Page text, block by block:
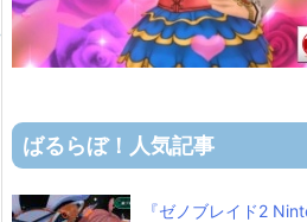
ばるらぼ！人気記事
『ゼノブレイド2